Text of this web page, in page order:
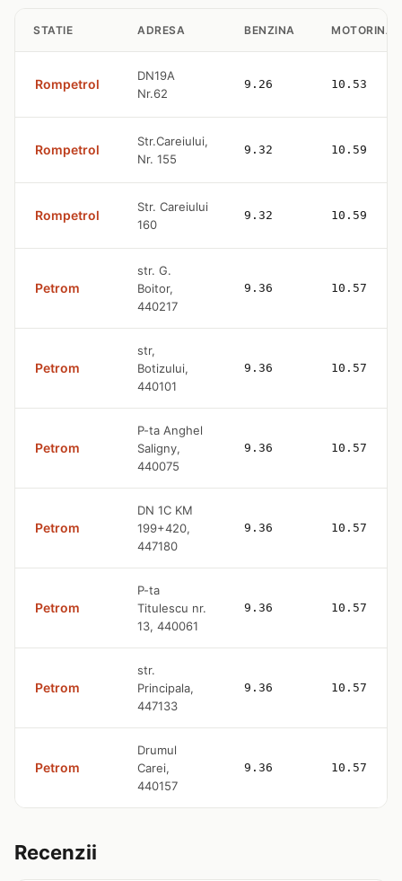
STATIE ADRESA BENZINA MOTORINA
Rompetrol
DN19A
Nr.62
9.26 10.53
Rompetrol
Str.Careiului,
Nr. 155
9.32 10.59
Rompetrol
Str. Careiului
160
9.32 10.59
Petrom
str. G.
Boitor,
440217
9.36 10.57
Petrom
str,
Botizului,
440101
9.36 10.57
Petrom
P-ta Anghel
Saligny,
440075
9.36 10.57
Petrom
DN 1C KM
199+420,
447180
9.36 10.57
Petrom
P-ta
Titulescu nr.
13, 440061
9.36 10.57
Petrom
str.
Principala,
447133
9.36 10.57
Petrom
Drumul
Carei,
440157
9.36 10.57
Recenzii